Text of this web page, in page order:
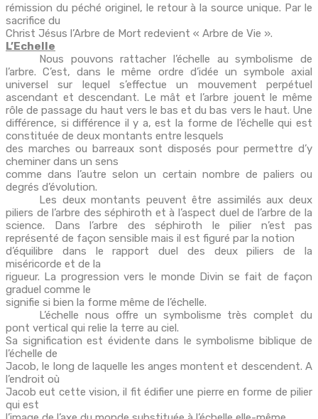
rémission du péché originel, le retour à la source unique. Par le
sacrifice du
Christ Jésus l’Arbre de Mort redevient « Arbre de Vie ».
L’Echelle
Nous pouvons rattacher l’échelle au symbolisme de
l’arbre. C’est, dans le même ordre d’idée un symbole axial
universel sur lequel s’effectue un mouvement perpétuel
ascendant et descendant. Le mât et l’arbre jouent le même
rôle de passage du haut vers le bas et du bas vers le haut. Une
différence, si différence il y a, est la forme de l’échelle qui est
constituée de deux montants entre lesquels
des marches ou barreaux sont disposés pour permettre d’y
cheminer dans un sens
comme dans l’autre selon un certain nombre de paliers ou
degrés d’évolution.
Les deux montants peuvent être assimilés aux deux
piliers de l’arbre des séphiroth et à l’aspect duel de l’arbre de la
science. Dans l’arbre des séphiroth le pilier n’est pas
représenté de façon sensible mais il est figuré par la notion
d’équilibre dans le rapport duel des deux piliers de la
miséricorde et de la
rigueur. La progression vers le monde Divin se fait de façon
graduel comme le
signifie si bien la forme même de l’échelle.
L’échelle nous offre un symbolisme très complet du
pont vertical qui relie la terre au ciel.
Sa signification est évidente dans le symbolisme biblique de
l’échelle de
Jacob, le long de laquelle les anges montent et descendent. A
l’endroit où
Jacob eut cette vision, il fit édifier une pierre en forme de pilier
qui est